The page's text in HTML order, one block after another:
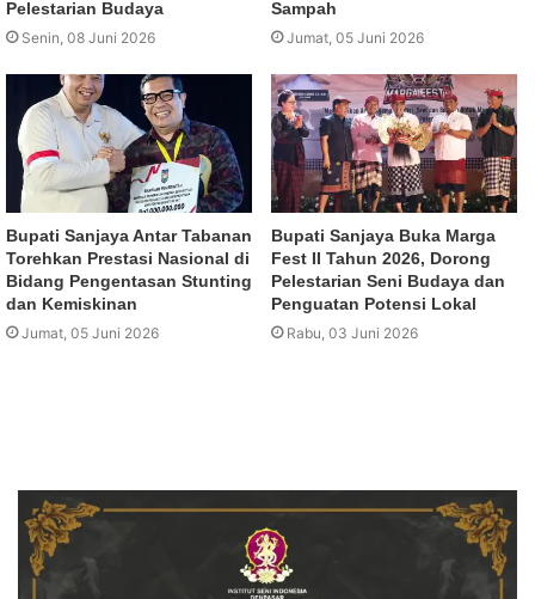
Pelestarian Budaya
Senin, 08 Juni 2026
Sampah
Jumat, 05 Juni 2026
Bupati Sanjaya Antar Tabanan
Torehkan Prestasi Nasional di
Bidang Pengentasan Stunting
dan Kemiskinan
Jumat, 05 Juni 2026
Bupati Sanjaya Buka Marga
Fest II Tahun 2026, Dorong
Pelestarian Seni Budaya dan
Penguatan Potensi Lokal
Rabu, 03 Juni 2026